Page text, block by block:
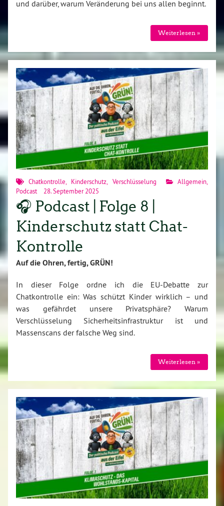
und darüber, warum Veränderung bei uns allen beginnt.
Weiterlesen »
Chatkontrolle Kinderschutz Verschlüsselung Allgemein
Podcast
28. September 2025
🎧 Podcast | Folge 8 |
Kinderschutz statt Chat-
Kontrolle
Auf die Ohren, fertig, GRÜN!
In dieser Folge ordne ich die EU-Debatte zur
Chatkontrolle ein: Was schützt Kinder wirklich – und
was gefährdet unsere Privatsphäre? Warum
Verschlüsselung Sicherheitsinfrastruktur ist und
Massenscans der falsche Weg sind.
Weiterlesen »